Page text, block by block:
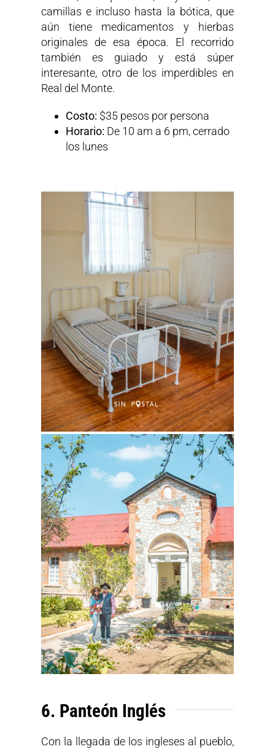
camillas e incluso hasta la bótica, que
aún tiene medicamentos y hierbas
originales de esa época. El recorrido
también es guiado y está súper
interesante, otro de los imperdibles en
Real del Monte.
Costo: $35 pesos por persona
Horario: De 10 am a 6 pm, cerrado
los lunes
6. Panteón Inglés
Con la llegada de los ingleses al pueblo,